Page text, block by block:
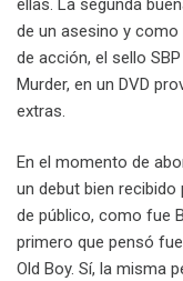
ellas. La segunda
de un asesino y
de acción, el sello
Murder, en un DVD
extras.
En el momento de
un debut bien
de público, como fue
primero que pensó
Old Boy. Sí, la misma